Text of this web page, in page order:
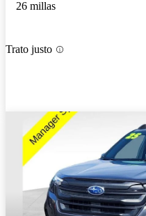
26 millas
Trato justo